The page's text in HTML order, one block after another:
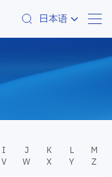
日本语
I J K L
M
V W X Y
Z